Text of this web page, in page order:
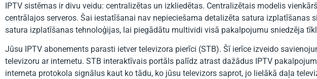
IPTV sistēmas ir divu veidu: centralizētas un izkliedētas. Centralizētais modelis
centrālajos serveros. Šai iestatīšanai nav nepieciešama detalizēta satura izplatīšanas
satura izplatīšanas tehnoloģijas, lai piegādātu multividi visā pakalpojumu sniedzēja
Jūsu IPTV abonements parasti ietver televizora pierīci (STB). Šī ierīce izveido
televizoru ar internetu. STB interaktīvais portāls palīdz atrast dažādus IPTV
interneta protokola signālus kaut ko tādu, ko jūsu televizors saprot, jo lielākā daļa